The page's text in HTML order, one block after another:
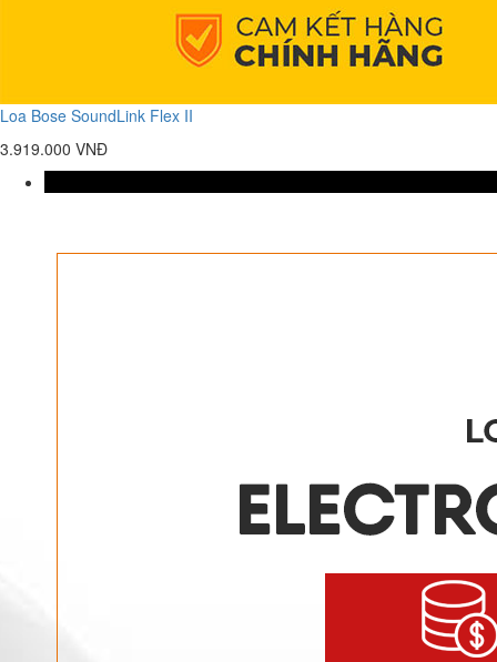
Loa Bose SoundLink Flex II
3.919.000 VNĐ